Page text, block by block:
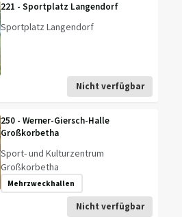
221 - Sportplatz Langendorf
Sportplatz Langendorf
Nicht verfügbar
250 - Werner-Giersch-Halle
Großkorbetha
Sport- und Kulturzentrum
Großkorbetha
Mehrzweckhallen
Nicht verfügbar